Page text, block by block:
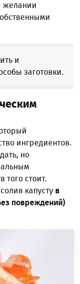
желании
и
заготовки.
ингредиентов.
но
того стоит.
капусту в
повреждений)